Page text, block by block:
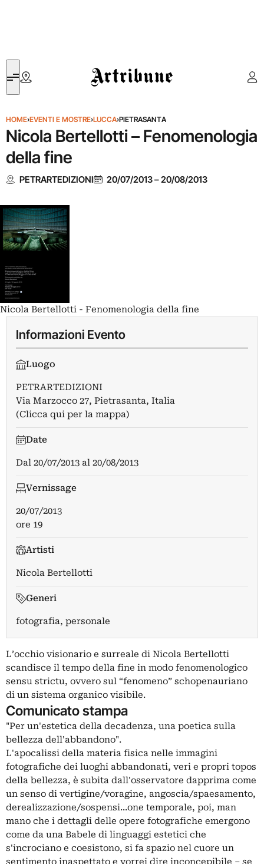
Artribune
HOME›EVENTI E MOSTRE›LUCCA›PIETRASANTA
Nicola Bertellotti – Fenomenologia
della fine
PETRARTEDIZIONI 20/07/2013–20/08/2013
Nicola Bertellotti - Fenomenologia della fine
Informazioni Evento
Luogo
PETRARTEDIZIONI
Via Marzocco 27, Pietrasanta, Italia
(Clicca qui per la mappa)
Date
Dal 20/07/2013 al 20/08/2013
Vernissage
20/07/2013
ore 19
Artisti
Nicola Bertellotti
Generi
fotografia, personale
L’occhio visionario e surreale di Nicola Bertellotti
scandisce il tempo della fine in modo fenomenologico
sensu strictu, ovvero sul “fenomeno” schopenauriano
di un sistema organico visibile.
Comunicato stampa
"Per un'estetica della decadenza, una poetica sulla
bellezza dell'abbandono".
L'apocalissi della materia fisica nelle immagini
fotografiche dei luoghi abbandonati, veri e propri topos
della bellezza, è subita dall'osservatore dapprima come
un senso di vertigine/voragine, angoscia/spaesamento,
derealizzazione/sospensi...one temporale, poi, man
mano che i dettagli delle opere fotografiche emergono
come da una Babele di linguaggi estetici che
s'incrociano e coesistono, si fa spazio nel cuore un
sentimento inaspettato e vorrei dire inconcepibile – se